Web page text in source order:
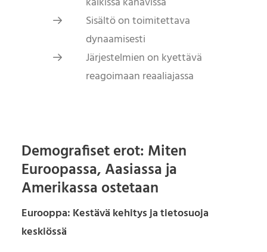
Sisältö on toimitettava
dynaamisesti
Järjestelmien on kyettävä
reagoimaan reaaliajassa
Demografiset erot: Miten
Euroopassa, Aasiassa ja
Amerikassa ostetaan
Eurooppa: Kestävä kehitys ja tietosuoja
keskiössä